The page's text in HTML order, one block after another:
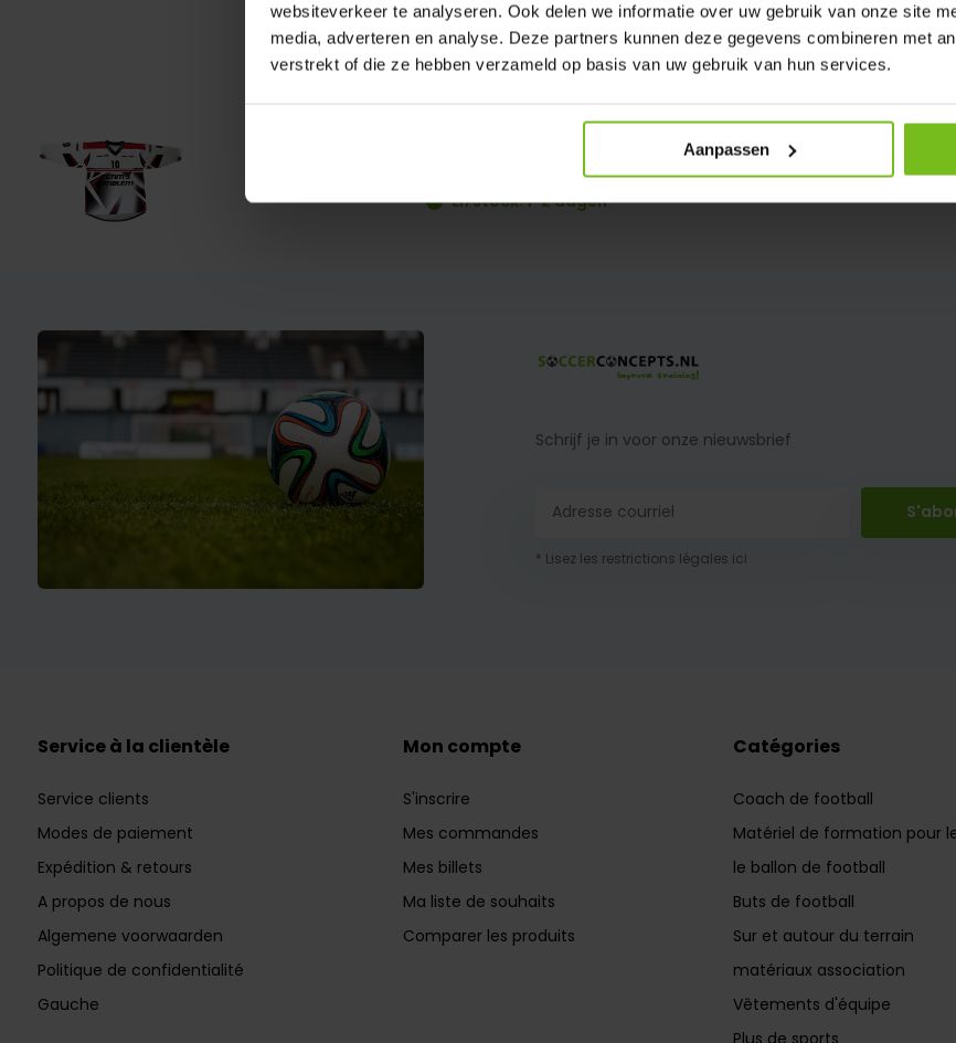
websiteverkeer te analyseren. Ook delen we informatie over uw gebruik van onze site
media, adverteren en analyse. Deze partners kunnen deze gegevens combineren met
verstrekt of die ze hebben verzameld op basis van uw gebruik van hun services.
Aanpassen
Keepershandschoen Protector
En stock: 1-2 dagen
Schrijf je in voor onze nieuwsbrief
* Lisez les restrictions légales ici
Service à la clientèle
Service clients
Modes de paiement
Expédition & retours
A propos de nous
Algemene voorwaarden
Politique de confidentialité
Gauche
Mon compte
S'inscrire
Mes commandes
Mes billets
Ma liste de souhaits
Comparer les produits
Catégories
Coach de football
Matériel de formation pour
le ballon de football
Buts de football
Sur et autour du terrain
matériaux association
Vêtements d'équipe
Plus de sports